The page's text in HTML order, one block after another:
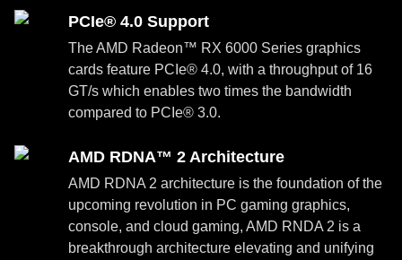
PCIe® 4.0 Support
The AMD Radeon™ RX 6000 Series graphics
cards feature PCIe® 4.0, with a throughput of 16
GT/s which enables two times the bandwidth
compared to PCIe® 3.0.
AMD RDNA™ 2 Architecture
AMD RDNA 2 architecture is the foundation of the
upcoming revolution in PC gaming graphics,
console, and cloud gaming, AMD RNDA 2 is a
breakthrough architecture elevating and unifying